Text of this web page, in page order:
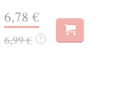
6,78 €
6,99 € ?